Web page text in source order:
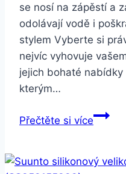
se nosí na zápěstí a
odolávají vodě i
stylem Vyberte si
nejvíc vyhovuje
jejich bohaté
kterým…
Přečtěte si více
Galaxy